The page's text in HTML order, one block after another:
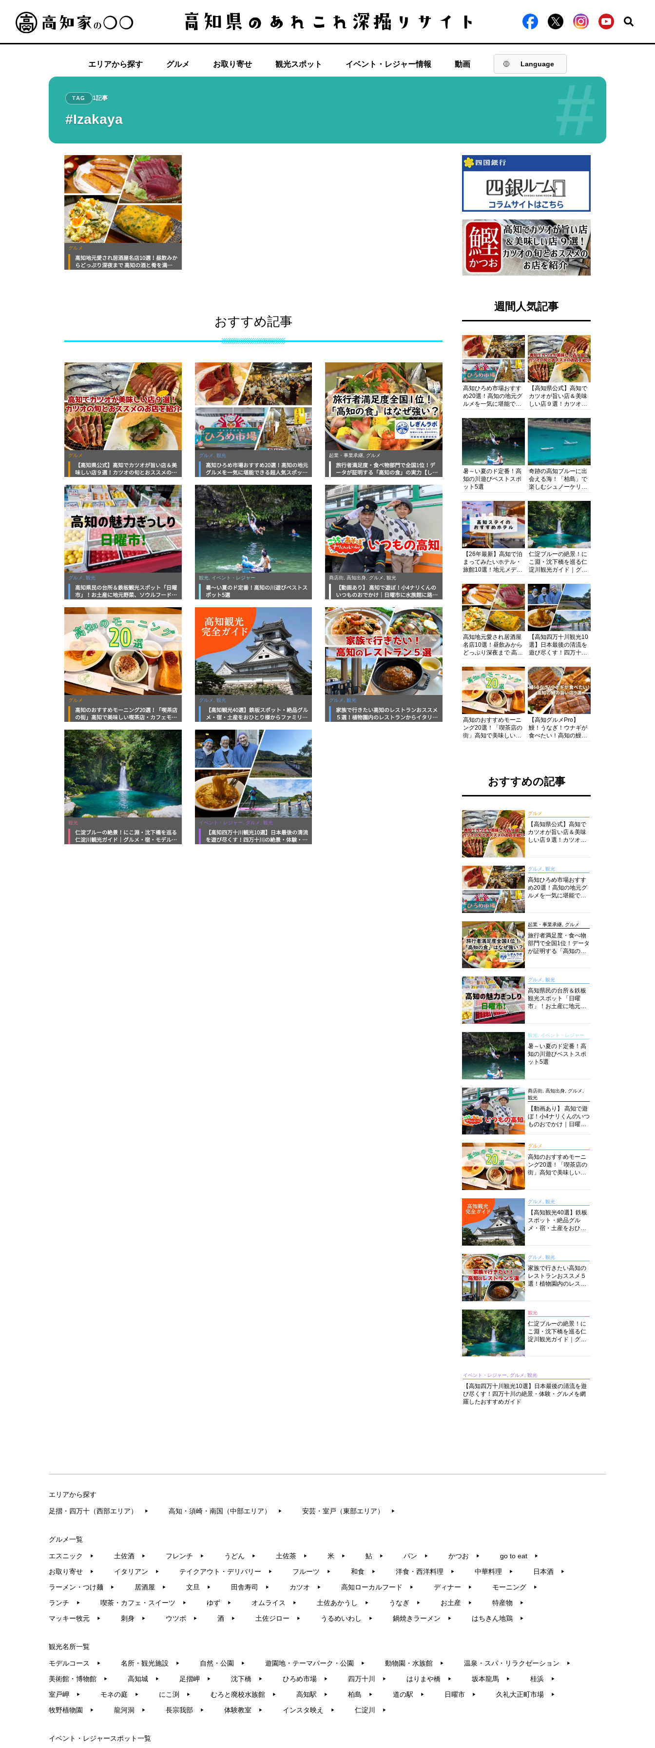
エリアから探す グルメ お取り寄せ 観光スポット イベント・レジャー情報 動画 Language
#
TAG 1記事
#Izakaya
グルメ
高知地元愛され居酒屋名店10選！昼飲みか
らどっぷり深夜まで 高知の酒と肴を満
おすすめ記事
グルメ
【高知県公式】高知でカツオが旨い店＆美
味しい店９選！カツオの旬とおススメのお
グルメ, 観光
高知ひろめ市場おすすめ20選！高知の地元
グルメを一気に堪能できる超人気スポット
起業・事業承継, グルメ
旅行者満足度・食べ物部門で全国1位！デ
ータが証明する「高知の食」の実力【しぎ
グルメ, 観光
高知県民の台所＆鉄板観光スポット「日曜
市」！お土産に地元野菜、ソウルフードま
底解説！
観光, イベント・レジャー
暑～い夏のド定番！高知の川遊びベストス
ポット5選
商店街, 高知出身, グルメ, 観光
【動画あり】 高知で遊ぼ！小4ナリくんの
いつものおでかけ｜日曜市に水族館に路面
グルメ
高知のおすすめモーニング20選！「喫茶店
の街」高知で美味しい喫茶店・カフェモー
グルメ, 観光
【高知観光40選】鉄板スポット・絶品グル
メ・宿・土産をおひとり様からファミリー
グルメ, 観光
家族で行きたい高知のレストランおススメ
５選！植物園内のレストランからイタリア
観光
仁淀ブルーの絶景！にこ淵・沈下橋を巡る
仁淀川観光ガイド｜グルメ・宿・モデルコ
イベント・レジャー, グルメ, 観光
【高知四万十川観光10選】日本最後の清流
を遊び尽くす！四万十川の絶景・体験・グ
週間人気記事
高知ひろめ市場おすす
め20選！高知の地元グ
ルメを一気に堪能でき
底解剖
【高知県公式】高知で
カツオが旨い店＆美味
しい店９選！カツオの
紹介
暑～い夏のド定番！高
知の川遊びベストスポ
ット5選
奇跡の高知ブルーに出
会える海！「柏島」で
楽しむシュノーケリン
浴にキャンプまで透明
度抜群の海の楽園を徹
底紹介
【26年最新】高知で泊
まってみたいホテル・
旅館10選！地元メディ
厳選
仁淀ブルーの絶景！に
こ淵・沈下橋を巡る仁
淀川観光ガイド｜グル
まで完全網羅！
高知地元愛され居酒屋
名店10選！昼飲みから
どっぷり深夜まで 高知
知グルメPro】
【高知四万十川観光10
選】日本最後の清流を
遊び尽くす！四万十川
を網羅したおすすめガ
イド
高知のおすすめモーニ
ング20選！「喫茶店の
街」高知で美味しい喫
【高知グルメPro】
鰻！うなぎ！ウナギが
食べたい！高知の鰻の
おすすめの記事
グルメ
【高知県公式】高知で
カツオが旨い店＆美味
しい店９選！カツオの
グルメ, 観光
高知ひろめ市場おすす
め20選！高知の地元グ
ルメを一気に堪能でき
起業・事業承継, グルメ
旅行者満足度・食べ物
部門で全国1位！データ
が証明する「高知の
グルメ, 観光
高知県民の台所＆鉄板
観光スポット「日曜
市」！お土産に地元野
説！
観光, イベント・レジャー
暑～い夏のド定番！高
知の川遊びベストスポ
ット5選
商店街, 高知出身, グルメ,
観光
【動画あり】 高知で遊
ぼ！小4ナリくんのいつ
ものおでかけ｜日曜市
グルメ
高知のおすすめモーニ
ング20選！「喫茶店の
街」高知で美味しい喫
グルメ, 観光
【高知観光40選】鉄板
スポット・絶品グル
メ・宿・土産をおひと
グルメ, 観光
家族で行きたい高知の
レストランおススメ５
選！植物園内のレスト
観光
仁淀ブルーの絶景！に
こ淵・沈下橋を巡る仁
淀川観光ガイド｜グル
イベント・レジャー, グルメ, 観光
【高知四万十川観光10選】日本最後の清流を遊
び尽くす！四万十川の絶景・体験・グルメを網
羅したおすすめガイド
エリアから探す
足摺・四万十（西部エリア） ▶︎ 高知・須崎・南国（中部エリア） ▶︎ 安芸・室戸（東部エリア） ▶︎
グルメ一覧
エスニック ▶︎ 土佐酒 ▶︎ フレンチ ▶︎ うどん ▶︎ 土佐茶 ▶︎ 米 ▶︎ 鮎 ▶︎ パン ▶︎ かつお ▶︎ go to eat ▶︎
お取り寄せ ▶︎ イタリアン ▶︎ テイクアウト・デリバリー ▶︎ フルーツ ▶︎ 和食 ▶︎ 洋食・西洋料理 ▶︎ 中華料理 ▶︎ 日本酒 ▶︎
ラーメン・つけ麺 ▶︎ 居酒屋 ▶︎ 文旦 ▶︎ 田舎寿司 ▶︎ カツオ ▶︎ 高知ローカルフード ▶︎ ディナー ▶︎ モーニング ▶︎
ランチ ▶︎ 喫茶・カフェ・スイーツ ▶︎ ゆず ▶︎ オムライス ▶︎ 土佐あかうし ▶︎ うなぎ ▶︎ お土産 ▶︎ 特産物 ▶︎
マッキー牧元 ▶︎ 刺身 ▶︎ ウツボ ▶︎ 酒 ▶︎ 土佐ジロー ▶︎ うるめいわし ▶︎ 鍋焼きラーメン ▶︎ はちきん地鶏 ▶︎
観光名所一覧
モデルコース ▶︎ 名所・観光施設 ▶︎ 自然・公園 ▶︎ 遊園地・テーマパーク・公園 ▶︎ 動物園・水族館 ▶︎ 温泉・スパ・リラクゼーション ▶︎
美術館・博物館 ▶︎ 高知城 ▶︎ 足摺岬 ▶︎ 沈下橋 ▶︎ ひろめ市場 ▶︎ 四万十川 ▶︎ はりまや橋 ▶︎ 坂本龍馬 ▶︎ 桂浜 ▶︎
室戸岬 ▶︎ モネの庭 ▶︎ にこ渕 ▶︎ むろと廃校水族館 ▶︎ 高知駅 ▶︎ 柏島 ▶︎ 道の駅 ▶︎ 日曜市 ▶︎ 久礼大正町市場 ▶︎
牧野植物園 ▶︎ 龍河洞 ▶︎ 長宗我部 ▶︎ 体験教室 ▶︎ インスタ映え ▶︎ 仁淀川 ▶︎
イベント・レジャースポット一覧